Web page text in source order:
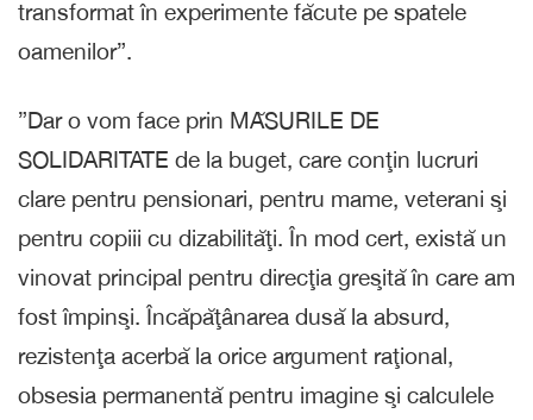
transformat în experimente făcute pe spatele
oamenilor”.
”Dar o vom face prin MĂSURILE DE
SOLIDARITATE de la buget, care conţin lucruri
clare pentru pensionari, pentru mame, veterani şi
pentru copiii cu dizabilităţi. În mod cert, există un
vinovat principal pentru direcţia greşită în care am
fost împinşi. Încăpăţânarea dusă la absurd,
rezistenţa acerbă la orice argument raţional,
obsesia permanentă pentru imagine şi calculele